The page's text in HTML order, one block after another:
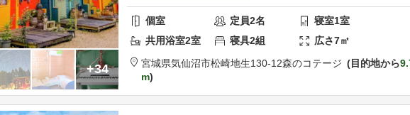
+34
個室 定員2名 寝室1室
共用浴室2室 寝具2組 広さ7㎡
宮城県気仙沼市松崎地生130-12森のコテージ 目的地から
m